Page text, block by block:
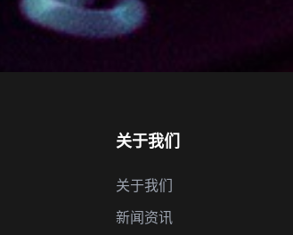
关于我们
关于我们
新闻资讯